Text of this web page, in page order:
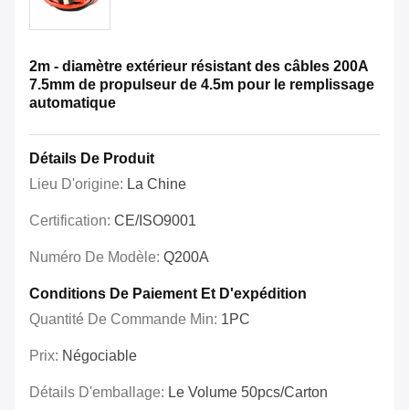
2m - diamètre extérieur résistant des câbles 200A
7.5mm de propulseur de 4.5m pour le remplissage
automatique
Détails De Produit
Lieu D'origine: La Chine
Certification: CE/ISO9001
Numéro De Modèle: Q200A
Conditions De Paiement Et D'expédition
Quantité De Commande Min: 1PC
Prix: Négociable
Détails D'emballage: Le Volume 50pcs/carton